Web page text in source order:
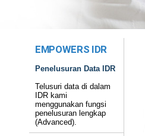
EMPOWERS IDR
Penelusuran Data IDR
Telusuri data di dalam
IDR kami
menggunakan fungsi
penelusuran lengkap
(Advanced).